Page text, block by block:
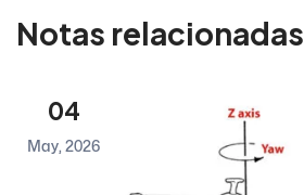
Notas relacionadas
04
May, 2026